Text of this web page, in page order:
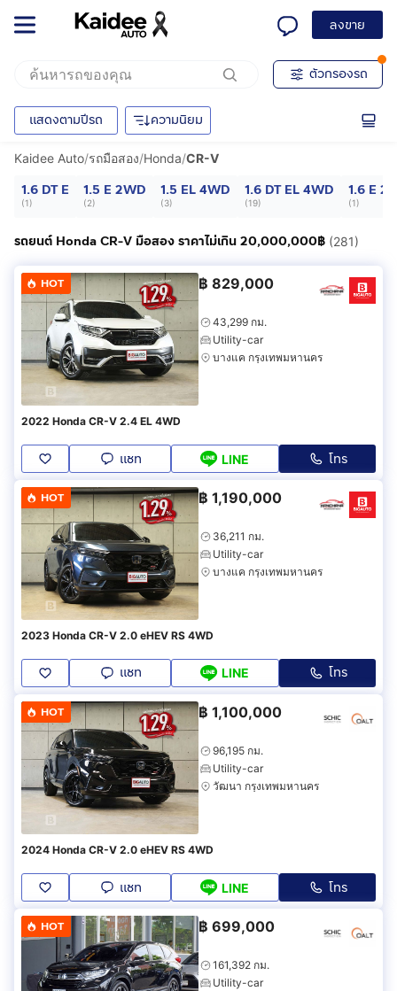
ลงขาย
ตัวกรองรถ
แสดงตามปีรถ ความนิยม
Kaidee Auto/รถมือสอง/Honda/CR-V
1.6 DT E
(1)
1.5 E 2WD
(2)
1.5 EL 4WD
(3)
1.6 DT EL 4WD
(19)
1.6 E
(1)
รถยนต์ Honda CR-V มือสอง ราคาไม่เกิน 20,000,000฿ (281)
HOT ฿ 829,000
43,299 กม.
Utility-car
บางแค กรุงเทพมหานคร
2022 Honda CR-V 2.4 EL 4WD
แชท LINE โทร
HOT ฿ 1,190,000
36,211 กม.
Utility-car
บางแค กรุงเทพมหานคร
2023 Honda CR-V 2.0 eHEV RS 4WD
แชท LINE โทร
HOT ฿ 1,100,000
96,195 กม.
Utility-car
วัฒนา กรุงเทพมหานคร
2024 Honda CR-V 2.0 eHEV RS 4WD
แชท LINE โทร
HOT ฿ 699,000
161,392 กม.
Utility-car